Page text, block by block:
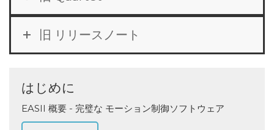
旧 リリースノート
はじめに
EASII 概要 - 完璧な モーション制御ソフトウェア